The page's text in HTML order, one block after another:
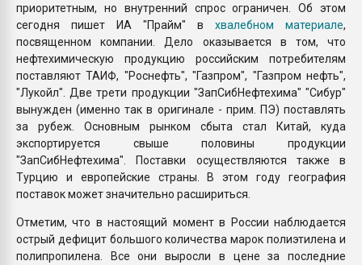
приоритетным, но внутренний спрос ограничен. Об этом
сегодня пишет ИА "Прайм" в хвалебном материале,
посвященном компании. Дело оказывается в том, что
нефтехимическую продукцию российским потребителям
поставляют ТАИФ, "Роснефть", "Газпром", "Газпром нефть",
"Лукойл". Две трети продукции "ЗапСибНефтехима" "Сибур"
вынужден (именно так в оригинале - прим. ПЭ) поставлять
за рубеж. Основным рынком сбыта стал Китай, куда
экспортируется свыше половины продукции
"ЗапСибНефтехима". Поставки осуществляются также в
Турцию и европейские страны. В этом году география
поставок может значительно расшириться.
Отметим, что в настоящий момент в России наблюдается
острый дефицит большого количества марок полиэтилена и
полипропилена. Все они выросли в цене за последние